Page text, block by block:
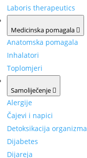
Laboris therapeutics
Medicinska pomagala
Anatomska pomagala
Inhalatori
Toplomjeri
Samoliječenje
Alergije
Čajevi i napici
Detoksikacija organizma
Dijabetes
Dijareja